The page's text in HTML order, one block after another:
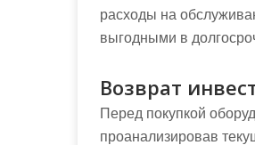
расходы на
выгодными в
Возврат
Перед покупкой
проанализировав